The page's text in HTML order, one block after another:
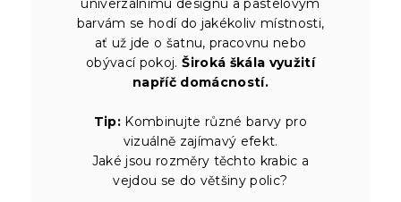
univerzálnímu designu a pastelovým
barvám se hodí do jakékoliv místnosti,
ať už jde o šatnu, pracovnu nebo
obývací pokoj.Široká škála využití
napříč domácností.
Tip: Kombinujte různé barvy pro
vizuálně zajímavý efekt.
Jaké jsou rozměry těchto krabic a
vejdou se do většiny polic?